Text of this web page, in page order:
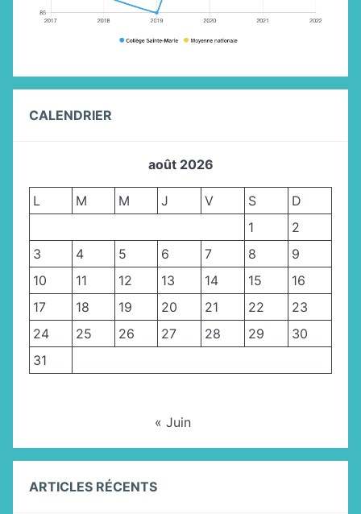
CALENDRIER
août 2026
L M M J V S
D
1
2
3
4 5 6 7 8
9
10
11 12 13 14 15
16
17
18 19 20 21 22
23
24
25 26 27 28 29
30
31
« Juin
ARTICLES RÉCENTS